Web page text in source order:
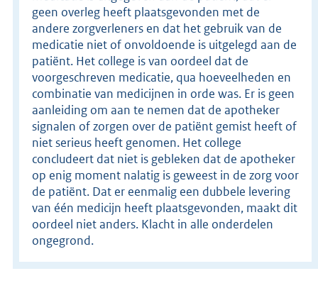
geen overleg heeft plaatsgevonden met de
andere zorgverleners en dat het gebruik van de
medicatie niet of onvoldoende is uitgelegd aan de
patiënt. Het college is van oordeel dat de
voorgeschreven medicatie, qua hoeveelheden en
combinatie van medicijnen in orde was. Er is geen
aanleiding om aan te nemen dat de apotheker
signalen of zorgen over de patiënt gemist heeft of
niet serieus heeft genomen. Het college
concludeert dat niet is gebleken dat de apotheker
op enig moment nalatig is geweest in de zorg voor
de patiënt. Dat er eenmalig een dubbele levering
van één medicijn heeft plaatsgevonden, maakt dit
oordeel niet anders. Klacht in alle onderdelen
ongegrond.